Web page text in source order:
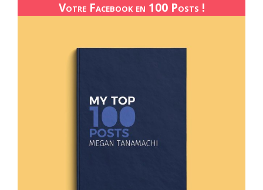
Votre Facebook en 100 Posts !